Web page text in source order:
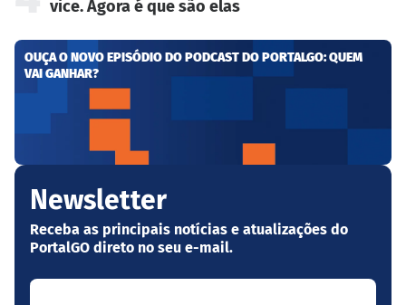
vice. Agora é que são elas
OUÇA O NOVO EPISÓDIO DO PODCAST DO PORTALGO: QUEM
VAI GANHAR?
Newsletter
Receba as principais notícias e atualizações do
PortalGO direto no seu e-mail.
Seu nome